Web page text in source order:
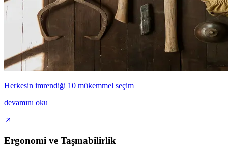
Herkesin imrendiği 10 mükemmel seçim
devamını oku
Ergonomi ve Taşınabilirlik